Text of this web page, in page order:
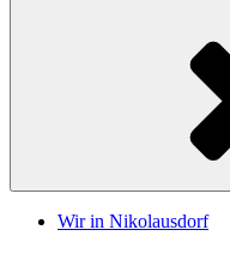
Wir in Nikolausdorf